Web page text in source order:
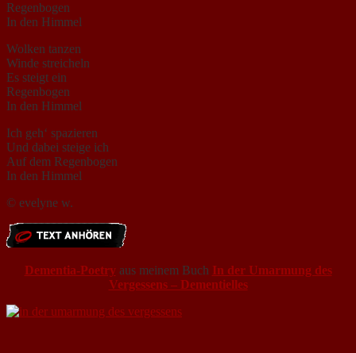
Regenbogen
In den Himmel
Wolken tanzen
Winde streicheln
Es steigt ein
Regenbogen
In den Himmel
Ich geh‘ spazieren
Und dabei steige ich
Auf dem Regenbogen
In den Himmel
© evelyne w.
Dementia-Poetryaus meinem Buch In der Umarmung des
Vergessens – Dementielles